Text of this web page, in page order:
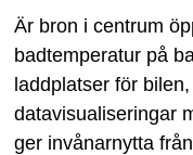
Är bron i centrum
badtemperatur på
laddplatser för
datavisualiseringar
ger invånarnytta